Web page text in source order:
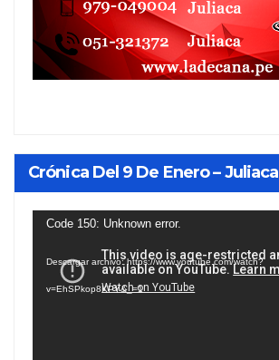
Crónica Del 9 De Enero – Juliaca
Reproductor
vídeo
Code 150: Unknown error.
Descargar archivo: https://www.youtube.com/watch?
v=EhSPkop8KPY&_=1